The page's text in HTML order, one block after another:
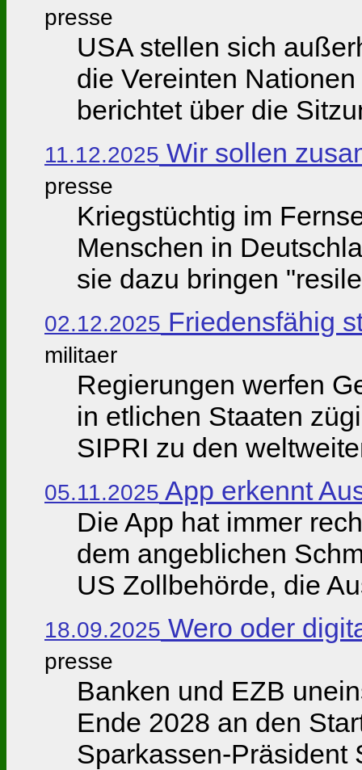
presse
USA stellen sich
die Vereinten
berichtet über die
11.12.2025 Wir sollen
presse
Kriegstüchtig im
Menschen in
sie dazu bringen
02.12.2025 Friedensfähig
militaer
Regierungen werfen
in etlichen Staaten
SIPRI zu den
05.11.2025 App erkennt
Die App hat immer
dem angeblichen
US Zollbehörde, die
18.09.2025 Wero oder
presse
Banken und EZB
Ende 2028 an den
Sparkassen-Präsident